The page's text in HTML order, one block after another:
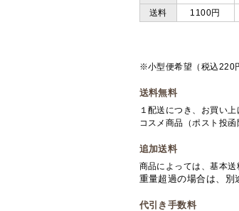
送料 1100円
※小型便希望（税込220
送料無料
１配送につき、お買い
コスメ商品（ポスト投
追加送料
商品によっては、基本
重量超過の場合は、別
代引き手数料